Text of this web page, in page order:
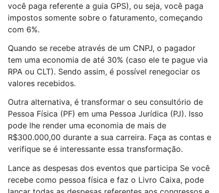
você paga referente a guia GPS), ou seja, você paga
impostos somente sobre o faturamento, começando
com 6%.
Quando se recebe através de um CNPJ, o pagador
tem uma economia de até 30% (caso ele te pague via
RPA ou CLT). Sendo assim, é possível renegociar os
valores recebidos.
Outra alternativa, é transformar o seu consultório de
Pessoa Física (PF) em uma Pessoa Jurídica (PJ). Isso
pode lhe render uma economia de mais de
R$300.000,00 durante a sua carreira. Faça as contas e
verifique se é interessante essa transformação.
Lance as despesas dos eventos que participa Se você
recebe como pessoa física e faz o Livro Caixa, pode